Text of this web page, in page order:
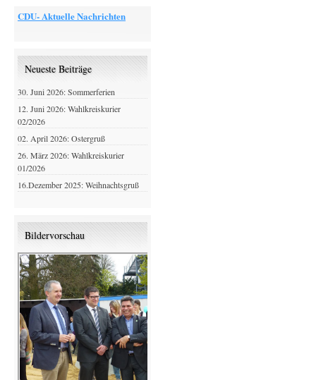
CDU- Aktuelle Nachrichten
Neueste Beiträge
30. Juni 2026: Sommerferien
12. Juni 2026: Wahlkreiskurier
02/2026
02. April 2026: Ostergruß
26. März 2026: Wahlkreiskurier
01/2026
16.Dezember 2025: Weihnachtsgruß
Bildervorschau